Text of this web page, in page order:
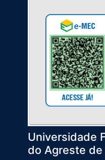
Universidade
do Agreste